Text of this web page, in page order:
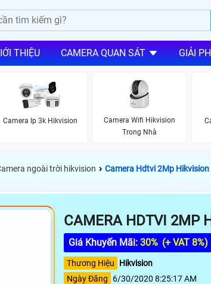
THIỆU CAMERA QUAN SÁT GIẢI
Camera Ip 3k Hikvision
Camera Wifi Hikvision
Trong Nhà
ngoài trời hikvision › Camera Hdtvi 2Mp Hikvision
CAMERA HDTVI 2MP
Giá Khuyến Mãi: 30% (+ VAT 8%)
Thương Hiệu
Hikvision
Ngày Đăng
6/30/2020 8:25:17 AM